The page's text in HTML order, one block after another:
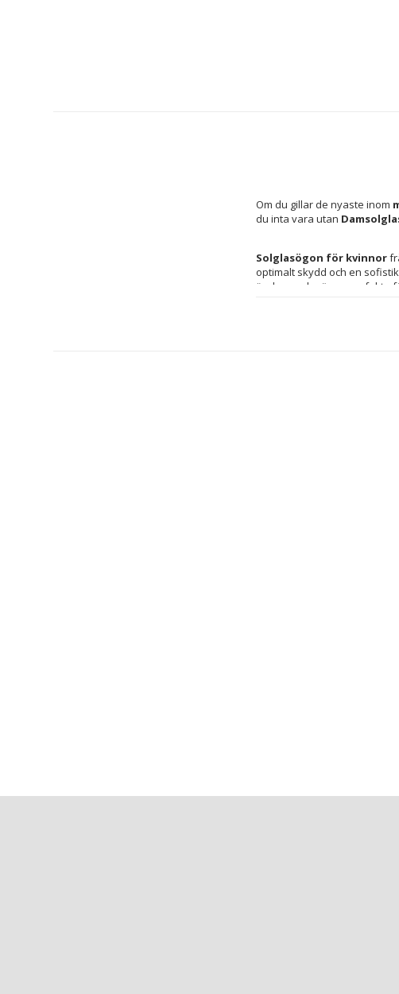
Om du gillar de nyaste inom
du inta vara utan
Solglasögon för kvinnor
optimalt skydd och en
samtidigt ger klarare syn